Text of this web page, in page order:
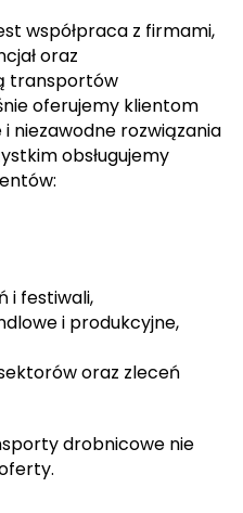
współpraca z firmami,
oraz
transportów
oferujemy klientom
niezawodne rozwiązania
obsługujemy
i festiwali,
i produkcyjne,
oraz zleceń
drobnicowe nie